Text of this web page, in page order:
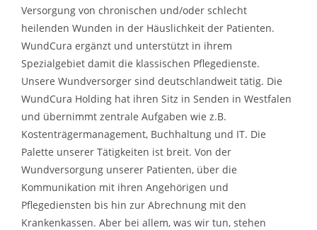
Versorgung von chronischen und/oder schlecht
heilenden Wunden in der Häuslichkeit der Patienten.
WundCura ergänzt und unterstützt in ihrem
Spezialgebiet damit die klassischen Pflegedienste.
Unsere Wundversorger sind deutschlandweit tätig. Die
WundCura Holding hat ihren Sitz in Senden in Westfalen
und übernimmt zentrale Aufgaben wie z.B.
Kostenträgermanagement, Buchhaltung und IT. Die
Palette unserer Tätigkeiten ist breit. Von der
Wundversorgung unserer Patienten, über die
Kommunikation mit ihren Angehörigen und
Pflegediensten bis hin zur Abrechnung mit den
Krankenkassen. Aber bei allem, was wir tun, stehen